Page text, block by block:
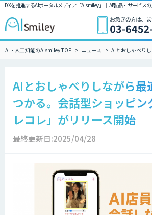
DXを推進するAIポータルメディア「AIsmiley」｜ AI製品・サービス
AI・人工知能のAIsmiley TOP ニュース AIとおしゃべり
AIとおしゃべりしながら最
つかる。会話型ショッピン
レコレ」がリリース開始
最終更新日:2025/04/28